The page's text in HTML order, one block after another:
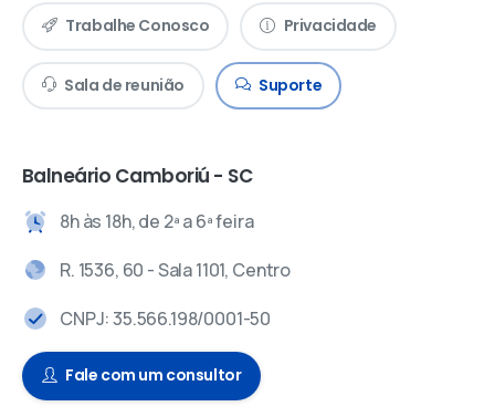
Trabalhe Conosco Privacidade
Sala de reunião Suporte
Balneário Camboriú - SC
8h às 18h, de 2ª a 6ª feira
R. 1536, 60 - Sala 1101, Centro
CNPJ: 35.566.198/0001-50
Fale com um consultor